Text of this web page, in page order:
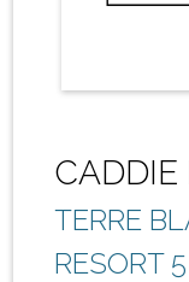
TERRE
RESORT